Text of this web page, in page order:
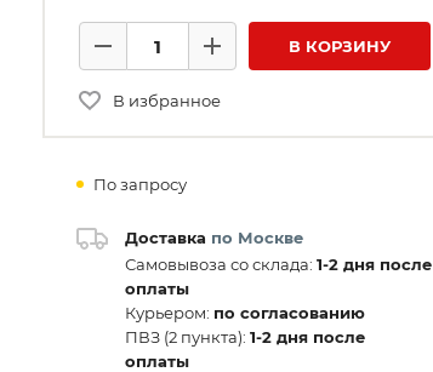
Количество товаров
Минус
Плюс В КОРЗИНУ
В избранное
По запросу
Доставка по Москве
Самовывоза со склада: 1-2 дня после
оплаты
Курьером: по согласованию
ПВЗ (2 пункта): 1-2 дня после
оплаты